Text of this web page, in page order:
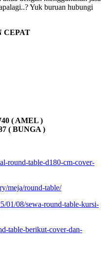
Yuk buruan hubungi
CEPAT
( AMEL )
( BUNGA )
round-table-d180-cm-cover-
meja/round-table/
01/08/sewa-round-table-kursi-
table-berikut-cover-dan-